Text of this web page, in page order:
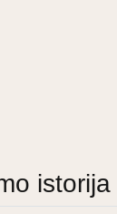
istorija